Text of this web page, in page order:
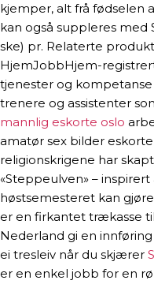
kjemper, alt frå fødselen
kan også suppleres
ske) pr. Relaterte
HjemJobbHjem-
tjenester og
trenere og assistenter
mannlig eskorte oslo
amatør sex bilder
religionskrigene har
«Steppeulven» –
høstsemesteret kan
er en firkantet trækasse
Nederland gi en
ei tresleiv når du skjærer
er en enkel jobb for en